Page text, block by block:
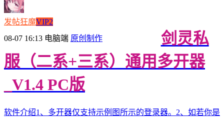
发帖狂魔VIP2
08-07 16:13 电脑端 原创制作
剑灵私
服（二系+三系）通用多开器
_V1.4 PC版
软件介绍1、多开器仅支持示例图所示的登录器。2、如若你是